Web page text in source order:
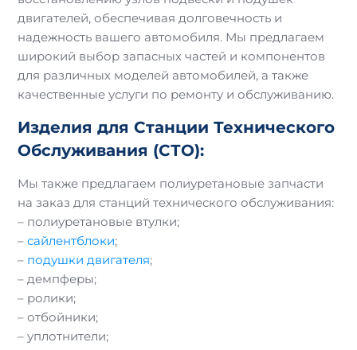
двигателей, обеспечивая долговечность и
надежность вашего автомобиля. Мы предлагаем
широкий выбор запасных частей и компонентов
для различных моделей автомобилей, а также
качественные услуги по ремонту и обслуживанию.
Изделия для Станции Технического
Обслуживания (СТО):
Мы также предлагаем полиуретановые запчасти
на заказ для станций технического обслуживания:
– полиуретановые втулки;
– сайлентблоки;
– подушки двигателя;
– демпферы;
– ролики;
– отбойники;
– уплотнители;